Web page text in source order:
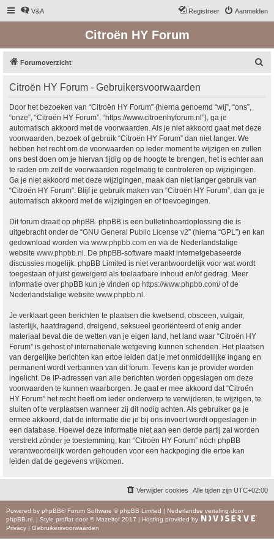
V&A Aanmelden
Registreer
Citroën HY Forum
Forumoverzicht
Citroën HY Forum - Gebruikersvoorwaarden
Door het bezoeken van “Citroën HY Forum” (hierna genoemd “wij”, “ons”,
“onze”, “Citroën HY Forum”, “https://www.citroenhyforum.nl”), ga je
automatisch akkoord met de voorwaarden. Als je niet akkoord gaat met deze
voorwaarden, bezoek of gebruik “Citroën HY Forum” dan niet langer. We
hebben het recht om de voorwaarden op ieder moment te wijzigen en zullen
ons best doen om je hiervan tijdig op de hoogte te brengen, het is echter aan
te raden om zelf de voorwaarden regelmatig te controleren op wijzigingen.
Ga je niet akkoord met deze wijzigingen, maak dan niet langer gebruik van
“Citroën HY Forum”. Blijf je gebruik maken van “Citroën HY Forum”, dan ga je
automatisch akkoord met de wijzigingen en of toevoegingen.
Dit forum draait op phpBB. phpBB is een bulletinboardoplossing die is
uitgebracht onder de “GNU General Public License v2” (hierna “GPL”) en kan
gedownload worden via www.phpbb.com en via de Nederlandstalige
website www.phpbb.nl . De phpBB-software maakt internetgebaseerde
discussies mogelijk. phpBB Limited is niet verantwoordelijk voor wat wordt
toegestaan of juist geweigerd als toelaatbare inhoud en/of gedrag. Meer
informatie over phpBB kun je vinden op https://www.phpbb.com/of de
Nederlandstalige website www.phpbb.nl .
Je verklaart geen berichten te plaatsen die kwetsend, obsceen, vulgair,
lasterlijk, haatdragend, dreigend, seksueel georiënteerd of enig ander
materiaal bevat die de wetten van je eigen land, het land waar “Citroën HY
Forum” is gehost of internationale wetgeving kunnen schenden. Het plaatsen
van dergelijke berichten kan ertoe leiden dat je met onmiddellijke ingang en
permanent wordt verbannen van dit forum. Tevens kan je provider worden
ingelicht. De IP-adressen van alle berichten worden opgeslagen om deze
voorwaarden te kunnen waarborgen. Je gaat er mee akkoord dat “Citroën
HY Forum” het recht heeft om ieder onderwerp te verwijderen, te wijzigen, te
sluiten of te verplaatsen wanneer zij dit nodig achten. Als gebruiker ga je
ermee akkoord, dat de informatie die je bij ons invoert wordt opgeslagen in
een database. Hoewel deze informatie niet aan een derde partij zal worden
verstrekt zónder je toestemming, kan “Citroën HY Forum” nóch phpBB
verantwoordelijk worden gehouden voor een hackpoging die ertoe kan
leiden dat de gegevens vrijkomen.
Alle tijden zijn UTC+02:00
Verwijder cookies
Powered by phpBB® Forum Software © phpBB Limited | Nederlandse vertaling door
phpBB.nl
| Style proflat door © Mazeltof 2017 | Hosting provided by
Privacy
Gebruikersvoorwaarden